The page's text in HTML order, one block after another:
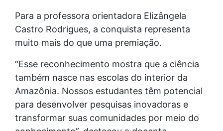
Para a professora orientadora Elizângela
Castro Rodrigues, a conquista representa
muito mais do que uma premiação.
“Esse reconhecimento mostra que a ciência
também nasce nas escolas do interior da
Amazônia. Nossos estudantes têm potencial
para desenvolver pesquisas inovadoras e
transformar suas comunidades por meio do